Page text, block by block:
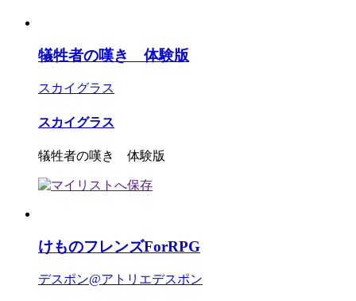
犠牲者の嘆き 体験版
スカイグラス
スカイグラス
犠牲者の嘆き 体験版
けものフレンズForRPG
デスポン@アトリエデスポン